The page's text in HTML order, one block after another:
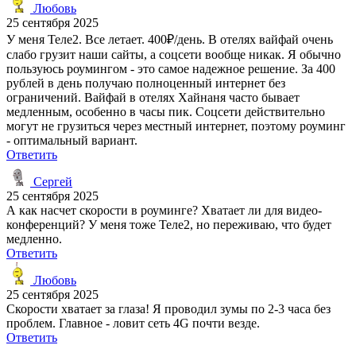
Любовь
25 сентября 2025
У меня Теле2. Все летает. 400₽/день. В отелях вайфай очень
слабо грузит наши сайты, а соцсети вообще никак. Я обычно
пользуюсь роумингом - это самое надежное решение. За 400
рублей в день получаю полноценный интернет без
ограничений. Вайфай в отелях Хайнаня часто бывает
медленным, особенно в часы пик. Соцсети действительно
могут не грузиться через местный интернет, поэтому роуминг
- оптимальный вариант.
Ответить
Сергей
25 сентября 2025
А как насчет скорости в роуминге? Хватает ли для видео-
конференций? У меня тоже Теле2, но переживаю, что будет
медленно.
Ответить
Любовь
25 сентября 2025
Скорости хватает за глаза! Я проводил зумы по 2-3 часа без
проблем. Главное - ловит сеть 4G почти везде.
Ответить